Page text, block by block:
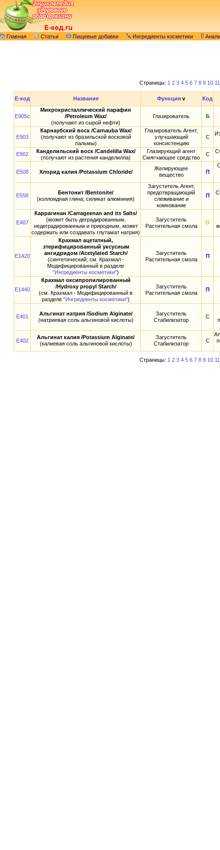
Главная Статьи Пищевые добавки Ингредиенты косметики
Страницы: 1 2 3 4 5 6 7 8 9 10 11
E-код Название Функция v Код
E905c
Микрокристаллический парафин
/Petroleum Wax/
(получают из сырой нефти)
Глазирователь Б
E903
Карнаубский воск /Carnauba Wax/
(получают из бразильской восковой
пальмы)
Глазирователь Агент,
улучшающий
консистенцию
С
E902
Канделильский воск /Candelilla Wax/
(получают из растения канделилла)
Глазирующий агент
Смягчающее средство
С
E508 Хлорид калия /Potassium Chloride/
Желирующее
вещество
П
E558
Бентонит /Bentonite/
(коллоидная глина; силикат алюминия)
Загуститель Агент,
предотвращающий
слеживание и
комкование
П
E407
Каррагинан /Carrageenan and its Salts/
(может быть деградированным,
недеградированным и природным, может
содержать или создавать глутамат натрия)
Загуститель
Растительная смола
О
E1420
Крахмал ацетатный,
этерифицированный уксусным
ангидридом /Acetylated Starch/
(синтетический; см. Крахмал -
Модифицированный в разделе
"Ингредиенты косметики")
Загуститель
Растительная смола
П
E1440
Крахмал оксипропилированный
/Hydroxy propyl Starch/
(см. Крахмал - Модифицированный в
разделе "Ингредиенты косметики")
Загуститель
Растительная смола
П
E401
Альгинат натрия /Sodium Alginate/
(натриевая соль альгиновой кислоты)
Загуститель
Стабилизатор
С
E402
Альгинат калия /Potassium Alginate/
(калиевая соль альгиновой кислоты)
Загуститель
Стабилизатор
С
Страницы: 1 2 3 4 5 6 7 8 9 10 11